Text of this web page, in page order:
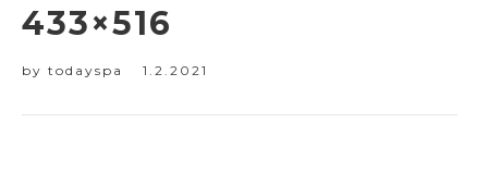
433×516
by todayspa 1.2.2021